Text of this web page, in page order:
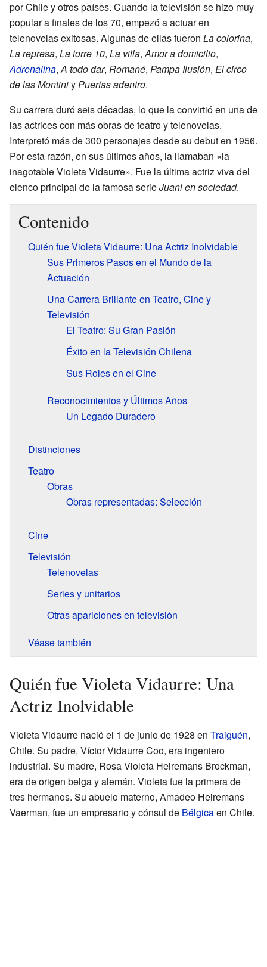
por Chile y otros países. Cuando la televisión se hizo muy
popular a finales de los 70, empezó a actuar en
telenovelas exitosas. Algunas de ellas fueron La colorina,
La represa, La torre 10, La villa,Amor a domicilio,
Adrenalina,A todo dar, Romané, Pampa Ilusión, El circo
de las MontiniyPuertas adentro.
Su carrera duró seis décadas, lo que la convirtió en una de
las actrices con más obras de teatro y telenovelas.
Interpretó más de 300 personajes desde su debut en 1956.
Por esta razón, en sus últimos años, la llamaban «la
inagotable Violeta Vidaurre». Fue la última actriz viva del
elenco principal de la famosa serieJuani en sociedad.
Contenido
Quién fue Violeta Vidaurre: Una Actriz Inolvidable
Sus Primeros Pasos en el Mundo de la
Actuación
Una Carrera Brillante en Teatro, Cine y
Televisión
El Teatro: Su Gran Pasión
Éxito en la Televisión Chilena
Sus Roles en el Cine
Reconocimientos y Últimos Años
Un Legado Duradero
Distinciones
Teatro
Obras
Obras representadas: Selección
Cine
Televisión
Telenovelas
Series y unitarios
Otras apariciones en televisión
Véase también
Quién fue Violeta Vidaurre: Una
Actriz Inolvidable
Violeta Vidaurre nació el 1 de junio de 1928 en Traiguén,
Chile. Su padre, Víctor Vidaurre Coo, era ingeniero
industrial. Su madre, Rosa Violeta Heiremans Brockman,
era de origen belga y alemán. Violeta fue la primera de
tres hermanos. Su abuelo materno, Amadeo Heiremans
Vaerman, fue un empresario y cónsul de Bélgicaen Chile.